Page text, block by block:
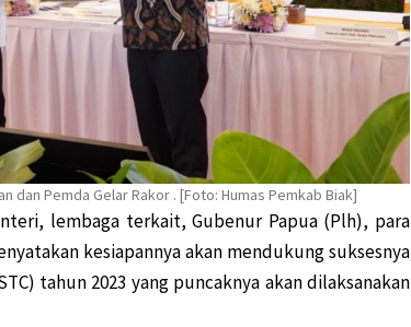
dan Pemda Gelar Rakor . [Foto: Humas Pemkab Biak]
lembaga terkait, Gubenur Papua (Plh), para
kesiapannya akan mendukung suksesnya
tahun 2023 yang puncaknya akan dilaksanakan